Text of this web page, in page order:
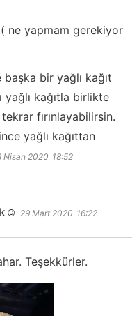
:( ne yapmam gerekiyor
başka bir yağlı kağıt
yağlı kağıtla birlikte
fırınlayabilirsin.
yağlı kağıttan
Nisan 2020 18:52
29 Mart 2020 16:22
Teşekkürler.